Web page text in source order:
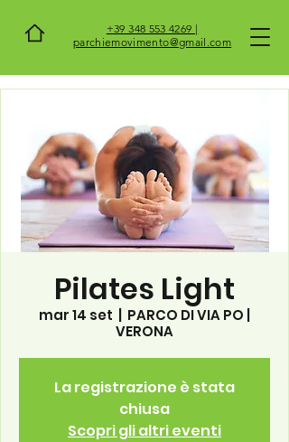
+39 348 553 4269 |
parchiemovimento@gmail.com
Pilates Light
mar 14 set
PARCO DI VIA PO |
VERONA
La registrazione è stata
chiusa
Scopri gli altri eventi